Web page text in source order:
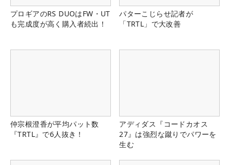
プロギアのRS DUOはFW・UT
も完成度が高く購入者続出！
パターこじらせ記者が
「TRTL」で大改善
仲宗根澄香が平均パット数
『TRTL』で6人抜き！
アディダス『コードカオス
27』は強烈な蹴りでパワーを
生む